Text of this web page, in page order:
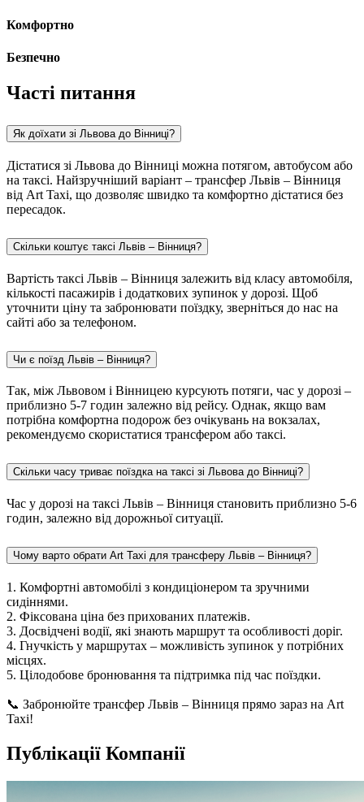
Комфортно
Безпечно
Часті питання
Як доїхати зі Львова до Вінниці?
Дістатися зі Львова до Вінниці можна потягом, автобусом або
на таксі. Найзручніший варіант – трансфер Львів – Вінниця
від Art Taxi, що дозволяє швидко та комфортно дістатися без
пересадок.
Скільки коштує таксі Львів – Вінниця?
Вартість таксі Львів – Вінниця залежить від класу автомобіля,
кількості пасажирів і додаткових зупинок у дорозі. Щоб
уточнити ціну та забронювати поїздку, зверніться до нас на
сайті або за телефоном.
Чи є поїзд Львів – Вінниця?
Так, між Львовом і Вінницею курсують потяги, час у дорозі –
приблизно 5-7 годин залежно від рейсу. Однак, якщо вам
потрібна комфортна подорож без очікувань на вокзалах,
рекомендуємо скористатися трансфером або таксі.
Скільки часу триває поїздка на таксі зі Львова до Вінниці?
Час у дорозі на таксі Львів – Вінниця становить приблизно 5-6
годин, залежно від дорожньої ситуації.
Чому варто обрати Art Taxi для трансферу Львів – Вінниця?
1. Комфортні автомобілі з кондиціонером та зручними
сидіннями.
2. Фіксована ціна без прихованих платежів.
3. Досвідчені водії, які знають маршрут та особливості доріг.
4. Гнучкість у маршрутах – можливість зупинок у потрібних
місцях.
5. Цілодобове бронювання та підтримка під час поїздки.
📞 Забронюйте трансфер Львів – Вінниця прямо зараз на Art
Taxi!
Публікації Компанії